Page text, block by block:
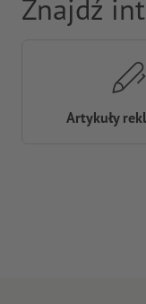
Znajdź
Artykuły